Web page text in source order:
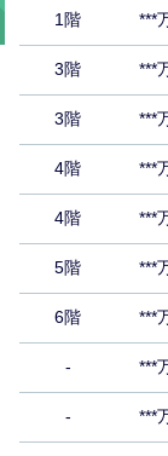
1階 ***
3階 ***
3階 ***
4階 ***
4階 ***
5階 ***
6階 ***
- ***
- ***